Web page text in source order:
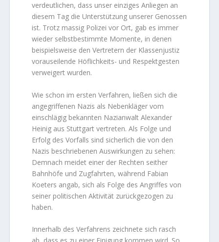
verdeutlichen, dass unser einziges Anliegen an
diesem Tag die Unterstützung unserer Genossen
ist. Trotz massig Polizei vor Ort, gab es immer
wieder selbstbestimmte Momente, in denen
beispielsweise den Vertretern der Klassenjustiz
vorauseilende Höflichkeits- und Respektgesten
verweigert wurden.
Wie schon im ersten Verfahren, ließen sich die
angegriffenen Nazis als Nebenkläger vom
einschlägig bekannten Nazianwalt Alexander
Heinig aus Stuttgart vertreten. Als Folge und
Erfolg des Vorfalls sind sicherlich die von den
Nazis beschriebenen Auswirkungen zu sehen:
Demnach meidet einer der Rechten seither
Bahnhöfe und Zugfahrten, während Fabian
Koeters angab, sich als Folge des Angriffes von
seiner politischen Aktivität zurückgezogen zu
haben.
Innerhalb des Verfahrens zeichnete sich rasch